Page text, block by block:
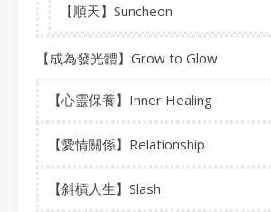
【順天】Suncheon
【成為發光體】Grow to Glow
【心靈保養】Inner Healing
【愛情關係】Relationship
【斜槓人生】Slash